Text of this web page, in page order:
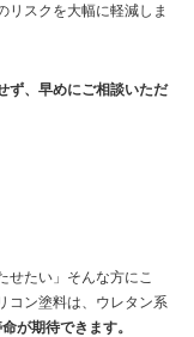
リスクを大幅に軽減しま
ず、早めにご相談いただ
せたい」そんな方にこ
コン塗料は、ウレタン系
が期待できます。